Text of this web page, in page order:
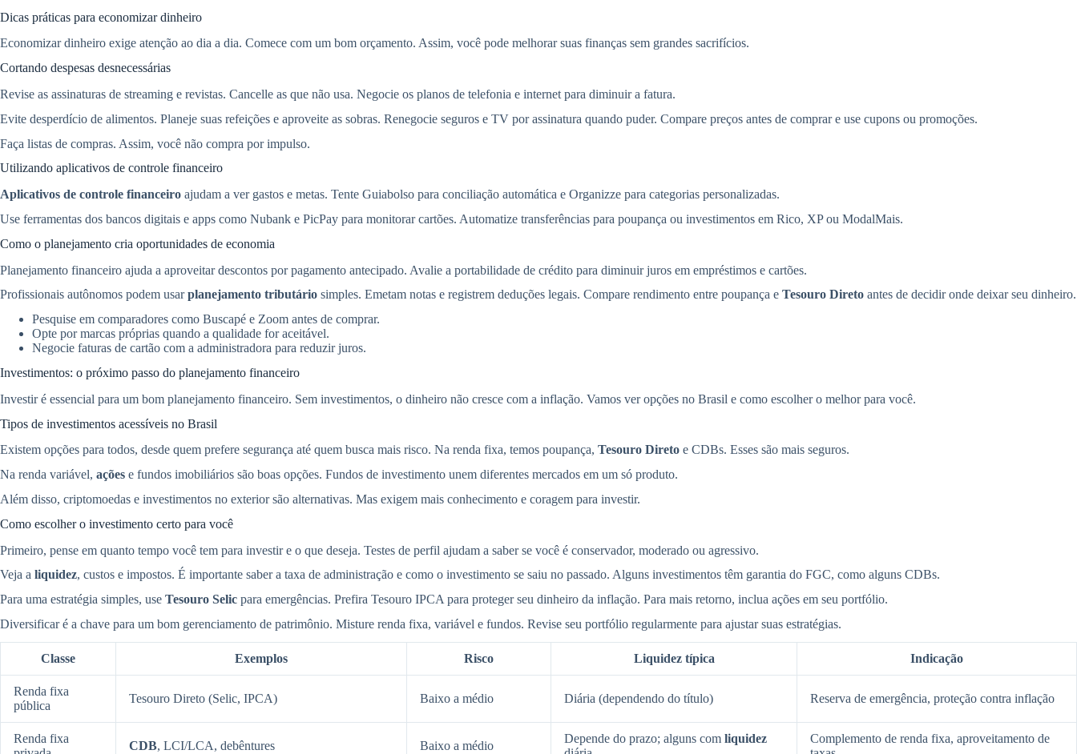
Dicas práticas para economizar dinheiro
Economizar dinheiro exige atenção ao dia a dia. Comece com um bom orçamento. Assim, você pode melhorar suas finanças sem grandes sacrifícios.
Cortando despesas desnecessárias
Revise as assinaturas de streaming e revistas. Cancelle as que não usa. Negocie os planos de telefonia e internet para diminuir a fatura.
Evite desperdício de alimentos. Planeje suas refeições e aproveite as sobras. Renegocie seguros e TV por assinatura quando puder. Compare preços antes de comprar e use cupons ou promoções.
Faça listas de compras. Assim, você não compra por impulso.
Utilizando aplicativos de controle financeiro
Aplicativos de controle financeiro ajudam a ver gastos e metas. Tente Guiabolso para conciliação automática e Organizze para categorias personalizadas.
Use ferramentas dos bancos digitais e apps como Nubank e PicPay para monitorar cartões. Automatize transferências para poupança ou investimentos em Rico, XP ou ModalMais.
Como o planejamento cria oportunidades de economia
Planejamento financeiro ajuda a aproveitar descontos por pagamento antecipado. Avalie a portabilidade de crédito para diminuir juros em empréstimos e cartões.
Profissionais autônomos podem usarplanejamento tributário simples. Emetam notas e registrem deduções legais. Compare rendimento entre poupança e Tesouro Direto antes de decidir onde deixar seu dinheiro.
Pesquise em comparadores como Buscapé e Zoom antes de comprar.
Opte por marcas próprias quando a qualidade for aceitável.
Negocie faturas de cartão com a administradora para reduzir juros.
Investimentos: o próximo passo do planejamento financeiro
Investir é essencial para um bom planejamento financeiro. Sem investimentos, o dinheiro não cresce com a inflação. Vamos ver opções no Brasil e como escolher o melhor para você.
Tipos de investimentos acessíveis no Brasil
Existem opções para todos, desde quem prefere segurança até quem busca mais risco. Na renda fixa, temos poupança, Tesouro Direto e CDBs. Esses são mais seguros.
Na renda variável, ações e fundos imobiliários são boas opções. Fundos de investimento unem diferentes mercados em um só produto.
Além disso, criptomoedas e investimentos no exterior são alternativas. Mas exigem mais conhecimento e coragem para investir.
Como escolher o investimento certo para você
Primeiro, pense em quanto tempo você tem para investir e o que deseja. Testes de perfil ajudam a saber se você é conservador, moderado ou agressivo.
Veja a liquidez, custos e impostos. É importante saber a taxa de administração e como o investimento se saiu no passado. Alguns investimentos têm garantia do FGC, como alguns CDBs.
Para uma estratégia simples, use Tesouro Selic para emergências. Prefira Tesouro IPCA para proteger seu dinheiro da inflação. Para mais retorno, inclua ações em seu portfólio.
Diversificar é a chave para um bom gerenciamento de patrimônio. Misture renda fixa, variável e fundos. Revise seu portfólio regularmente para ajustar suas estratégias.
Classe Exemplos Risco Liquidez típica Indicação
Renda fixa
pública
Tesouro Direto (Selic, IPCA) Baixo a médio Diária (dependendo do título) Reserva de emergência, proteção contra inflação
Renda fixa
CDB, LCI/LCA, debêntures Baixo a médio
Depende do prazo; alguns com liquidez
Complemento de renda fixa, aproveitamento de